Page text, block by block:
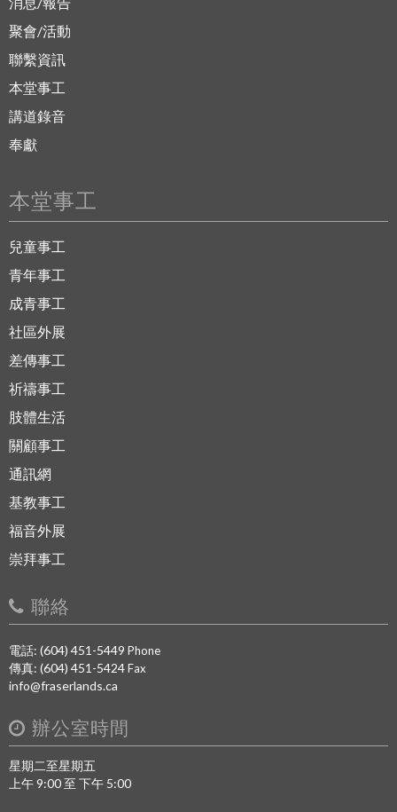
聚會/活動
聯繫資訊
本堂事工
講道錄音
奉獻
本堂事工
兒童事工
青年事工
成青事工
社區外展
差傳事工
祈禱事工
肢體生活
關顧事工
通訊網
基教事工
福音外展
崇拜事工
聯絡
電話: (604) 451-5449 Phone
傳真: (604) 451-5424Fax
info@fraserlands.ca
辦公室時間
星期二至星期五
上午 9:00 至 下午 5:00